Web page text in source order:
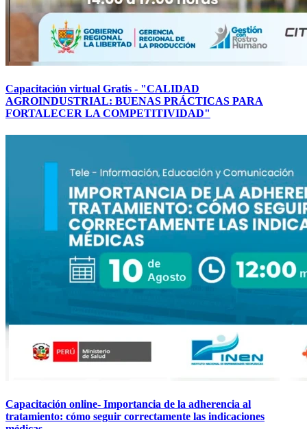
Capacitación virtual Gratis - "CALIDAD
AGROINDUSTRIAL: BUENAS PRÁCTICAS PARA
FORTALECER LA COMPETITIVIDAD"
Capacitación online- Importancia de la adherencia al
tratamiento: cómo seguir correctamente las indicaciones